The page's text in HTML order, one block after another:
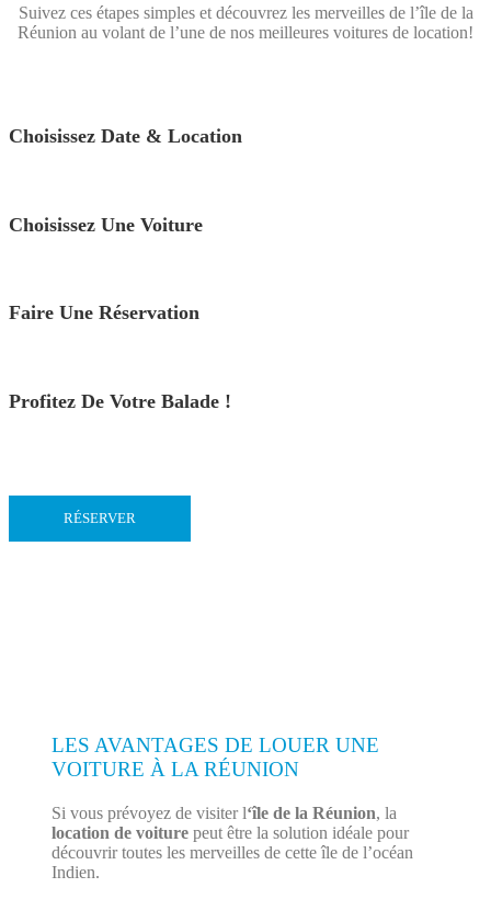
Suivez ces étapes simples et découvrez les merveilles de l’île de la
Réunion au volant de l’une de nos meilleures voitures de location!
Choisissez Date & Location
Choisissez Une Voiture
Faire Une Réservation
Profitez De Votre Balade !
RÉSERVER
LES AVANTAGES DE LOUER UNE
VOITURE À LA RÉUNION
Si vous prévoyez de visiter l‘île de la Réunion, la
location de voiturepeut être la solution idéale pour
découvrir toutes les merveilles de cette île de l’océan
Indien.